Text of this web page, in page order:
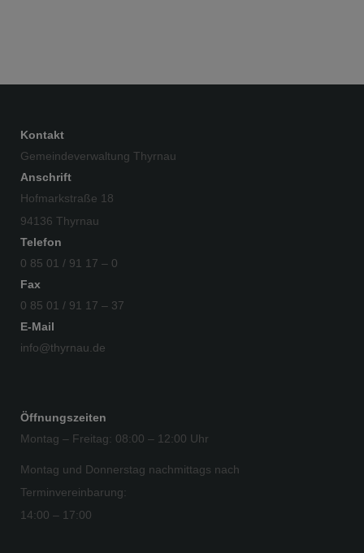
Kontakt
Gemeindeverwaltung Thyrnau
Anschrift
Hofmarkstraße 18
94136 Thyrnau
Telefon
0 85 01 / 91 17 – 0
Fax
0 85 01 / 91 17 – 37
E-Mail
info@thyrnau.de
Öffnungszeiten
Montag – Freitag: 08:00 – 12:00 Uhr
Montag und Donnerstag nachmittags nach
Terminvereinbarung:
14:00 – 17:00